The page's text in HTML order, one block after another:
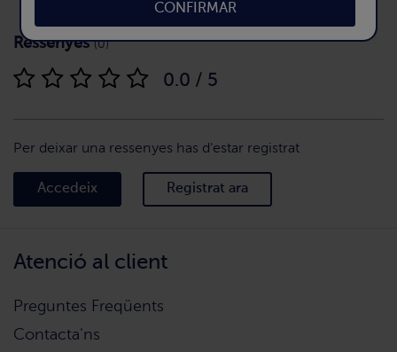
Ressenyes(0)
0.0 / 5
Per deixar una ressenyes has d'estar registrat
Accedeix Registrat ara
Atenció al client
Preguntes Freqüents
Contacta'ns
CONFIRMAR